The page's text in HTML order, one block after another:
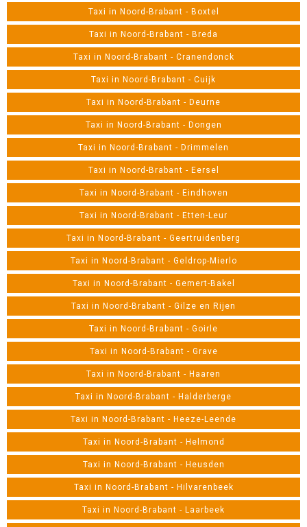
Taxi in Noord-Brabant - Boxtel
Taxi in Noord-Brabant - Breda
Taxi in Noord-Brabant - Cranendonck
Taxi in Noord-Brabant - Cuijk
Taxi in Noord-Brabant - Deurne
Taxi in Noord-Brabant - Dongen
Taxi in Noord-Brabant - Drimmelen
Taxi in Noord-Brabant - Eersel
Taxi in Noord-Brabant - Eindhoven
Taxi in Noord-Brabant - Etten-Leur
Taxi in Noord-Brabant - Geertruidenberg
Taxi in Noord-Brabant - Geldrop-Mierlo
Taxi in Noord-Brabant - Gemert-Bakel
Taxi in Noord-Brabant - Gilze en Rijen
Taxi in Noord-Brabant - Goirle
Taxi in Noord-Brabant - Grave
Taxi in Noord-Brabant - Haaren
Taxi in Noord-Brabant - Halderberge
Taxi in Noord-Brabant - Heeze-Leende
Taxi in Noord-Brabant - Helmond
Taxi in Noord-Brabant - Heusden
Taxi in Noord-Brabant - Hilvarenbeek
Taxi in Noord-Brabant - Laarbeek